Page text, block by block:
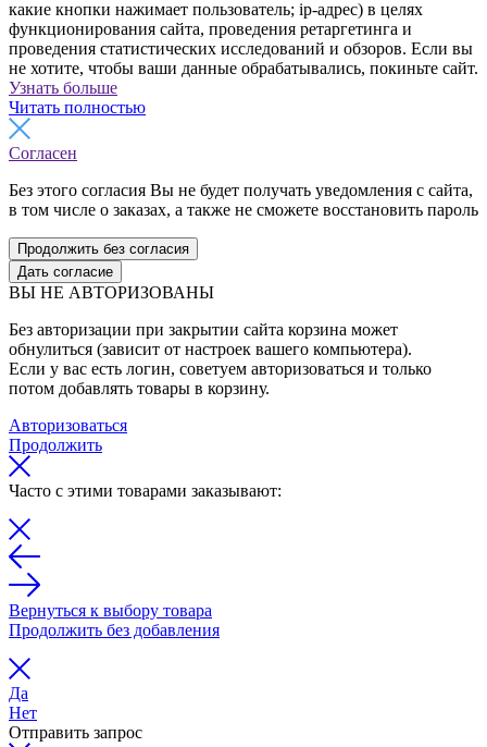
какие кнопки нажимает пользователь; ip-адрес) в целях
функционирования сайта, проведения ретаргетинга и
проведения статистических исследований и обзоров. Если вы
не хотите, чтобы ваши данные обрабатывались, покиньте сайт.
Узнать больше
Читать полностью
Согласен
Без этого согласия Вы не будет получать уведомления с сайта,
в том числе о заказах, а также не сможете восстановить пароль
Продолжить без согласия
Дать согласие
ВЫ НЕ АВТОРИЗОВАНЫ
Без авторизации при закрытии сайта корзина может
обнулиться (зависит от настроек вашего компьютера).
Если у вас есть логин, советуем авторизоваться и только
потом добавлять товары в корзину.
Авторизоваться
Продолжить
Часто с этими товарами заказывают:
Вернуться к выбору товара
Продолжить без добавления
Да
Нет
Отправить запрос